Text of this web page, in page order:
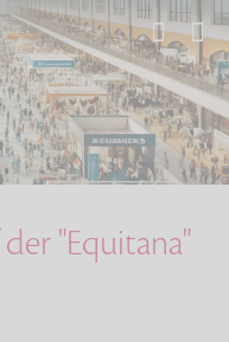
Sie uns auf der "Equitana"
"Equitana"